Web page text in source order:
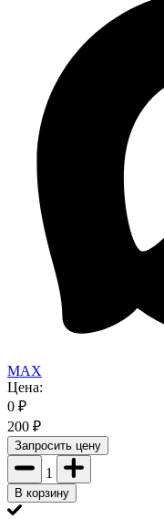
MAX
Цена:
0 ₽
200 ₽
Запросить цену
1
В корзину